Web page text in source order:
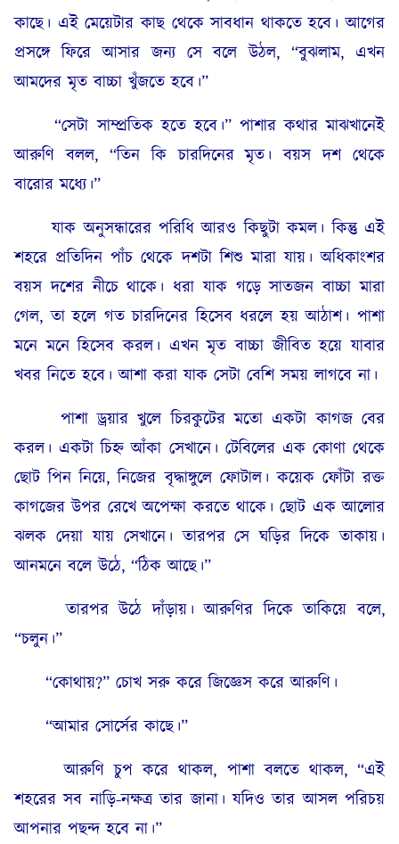
কাছে। এই মেয়েটার কাছ থেকে সাবধান থাকতে হবে। আগের
প্রসঙ্গে ফিরে আসার জন্য সে বলে উঠল, “বুঝলাম, এখন
আমদের মৃত বাচ্চা খুঁজতে হবে।”
“সেটা সাম্প্রতিক হতে হবে।” পাশার কথার মাঝখানেই
আরুণি বলল, “তিন কি চারদিনের মৃত। বয়স দশ থেকে
বারোর মধ্যে।”
যাক অনুসন্ধারের পরিধি আরও কিছুটা কমল। কিন্তু এই
শহরে প্রতিদিন পাঁচ থেকে দশটা শিশু মারা যায়। অধিকাংশর
বয়স দশের নীচে থাকে। ধরা যাক গড়ে সাতজন বাচ্চা মারা
গেল, তা হলে গত চারদিনের হিসেব ধরলে হয় আঠাশ। পাশা
মনে মনে হিসেব করল। এখন মৃত বাচ্চা জীবিত হয়ে যাবার
খবর নিতে হবে। আশা করা যাক সেটা বেশি সময় লাগবে না।
পাশা ড্রয়ার খুলে চিরকুটের মতো একটা কাগজ বের
করল। একটা চিহ্ন আঁকা সেখানে। টেবিলের এক কোণা থেকে
ছোট পিন নিয়ে, নিজের বৃদ্ধাঙ্গুলে ফোটাল। কয়েক ফোঁটা রক্ত
কাগজের উপর রেখে অপেক্ষা করতে থাকে। ছোট এক আলোর
ঝলক দেয়া যায় সেখানে। তারপর সে ঘড়ির দিকে তাকায়।
আনমনে বলে উঠে, “ঠিক আছে।”
তারপর উঠে দাঁড়ায়। আরুণির দিকে তাকিয়ে বলে,
“চলুন।”
“কোথায়?” চোখ সরু করে জিজ্ঞেস করে আরুণি।
“আমার সোর্সের কাছে।”
আরুণি চুপ করে থাকল, পাশা বলতে থাকল, “এই
শহরের সব নাড়ি-নক্ষত্র তার জানা। যদিও তার আসল পরিচয়
আপনার পছন্দ হবে না।”